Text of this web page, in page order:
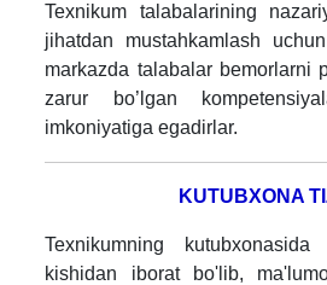
Texnikum talabalarining
jihatdan mustahkamlash
markazda talabalar bemorlarni
zarur bo’lgan
imkoniyatiga egadirlar.
KUTUBXONA
Texnikumning
kishidan iborat bo'lib,